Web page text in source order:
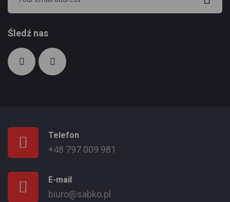
Śledź nas
Telefon
+48 797 009 981
E-mail
biuro@sabko.pl